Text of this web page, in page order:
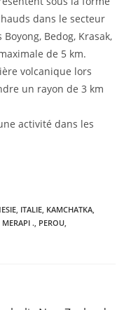
dans le secteur
Bedog, Krasak,
de 5 km.
volcanique lors
un rayon de 3 km
activité dans les
, ITALIE, KAMCHATKA,
MERAPI ., PEROU,